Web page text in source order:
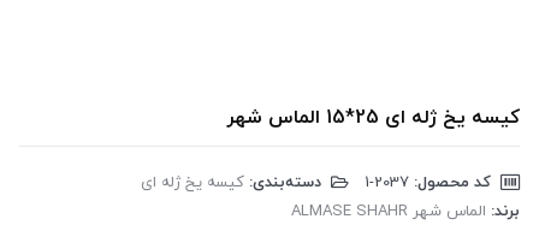
کیسه یخ ژله ای 25*15 الماس شهر
کد محصول: دسته‌بندی: کیسه یخ ژله ای
برند: الماس شهر ALMASE SHAHR